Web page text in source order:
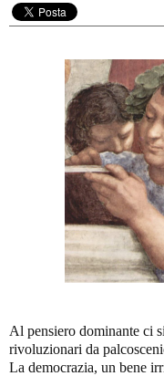
Al pensiero dominante ci
rivoluzionari da
La democrazia, un bene